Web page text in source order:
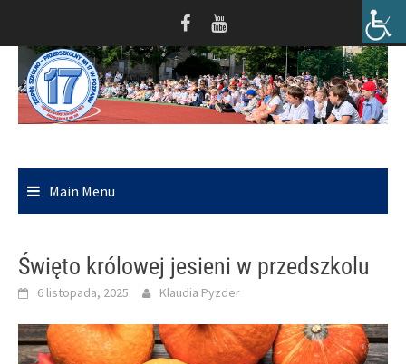
content
Main Menu
Święto królowej jesieni w przedszkolu
6 listopada, 2025 Klaudia Pyzder